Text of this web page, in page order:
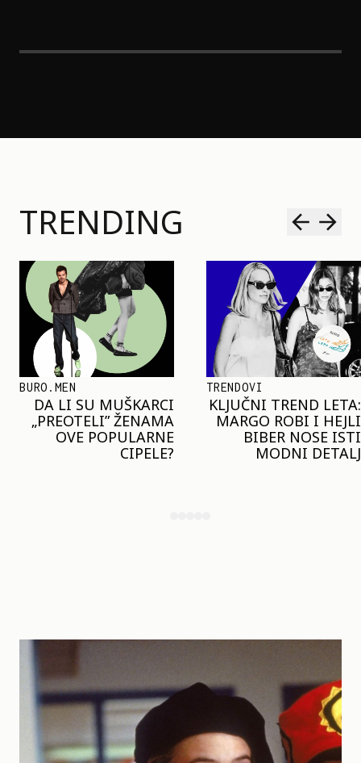
TRENDING
TRENDOVI
KLJUČNI TREND LETA:
MARGO ROBI I HEJLI
BIBER NOSE ISTI
MODNI DETALJ
SHOPPING
JOŠ JE RANO ZA JAKNE
– ALI U RESERVED JE
STIGAO MODEL KOJI
ĆE BITI VELIKI TREND